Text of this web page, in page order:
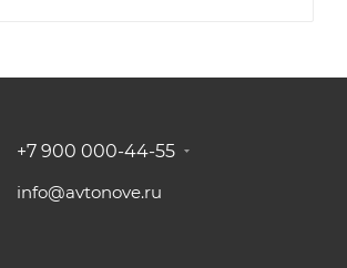
+7 900 000-44-55
info@avtonove.ru